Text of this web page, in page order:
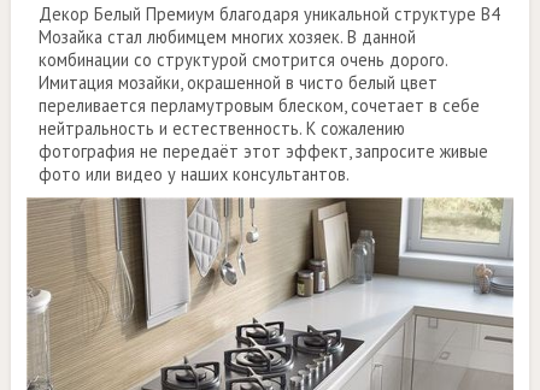
Декор Белый Премиум благодаря уникальной структуре B4
Мозайка стал любимцем многих хозяек. В данной
комбинации со структурой смотрится очень дорого.
Имитация мозайки, окрашенной в чисто белый цвет
переливается перламутровым блеском, сочетает в себе
нейтральность и естественность. К сожалению
фотография не передаёт этот эффект, запросите живые
фото или видео у наших консультантов.